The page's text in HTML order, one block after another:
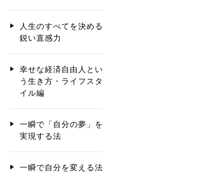
人生のすべてを決める
鋭い直感力
幸せな経済自由人とい
う生き方・ライフスタ
イル編
一瞬で「自分の夢」を
実現する法
一瞬で自分を変える法